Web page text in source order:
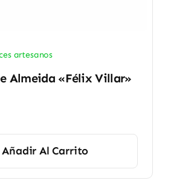
artesanos
Almeida «Félix Villar»
Añadir Al Carrito